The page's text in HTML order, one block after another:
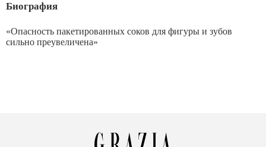
Биография
«Опасность пакетированных соков для фигуры и зубов
сильно преувеличена»